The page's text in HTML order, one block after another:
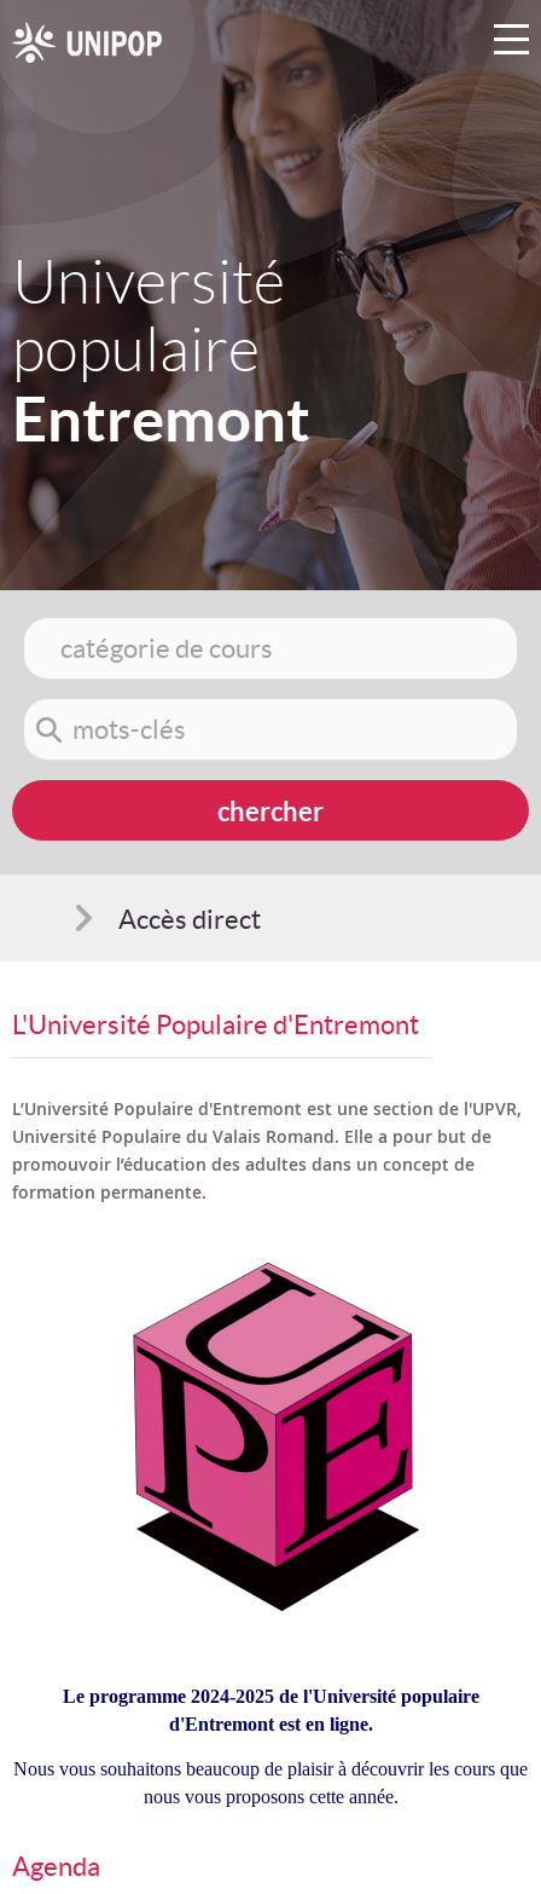
Université
populaire
Entremont
Accès direct
Suggestions
Bon cadeau
Programme en PDF
L'Université Populaire d'Entremont
L’Université Populaire d'Entremont est une section de l'UPVR,
Université Populaire du Valais Romand. Elle a pour but de
promouvoir l’éducation des adultes dans un concept de
formation permanente.
Le programme 2024-2025 de l'Université populaire
d'Entremont est en ligne.
Nous vous souhaitons beaucoup de plaisir à découvrir les cours que
nous vous proposons cette année.
Agenda